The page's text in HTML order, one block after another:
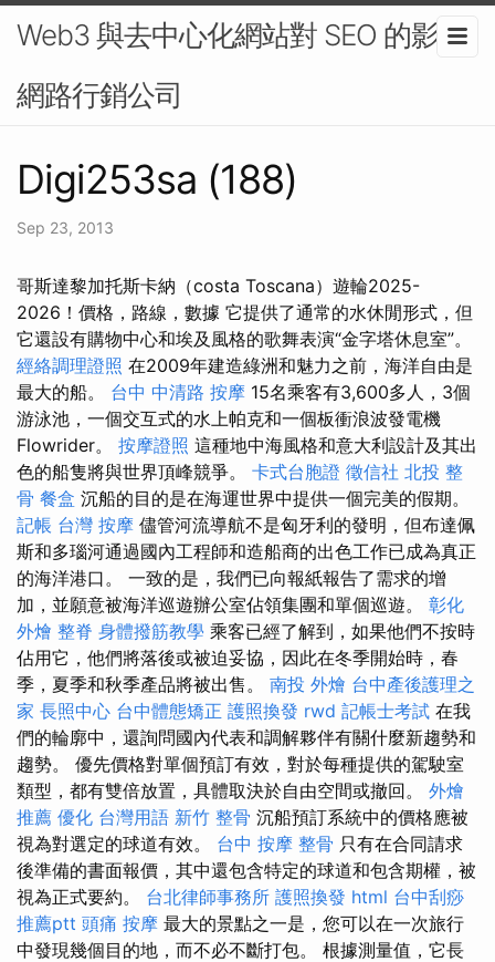
Web3 與去中心化網站對 SEO 的影響-
網路行銷公司
Digi253sa (188)
Sep 23, 2013
哥斯達黎加托斯卡納（costa Toscana）遊輪2025-
2026！價格，路線，數據 它提供了通常的水休閒形式，但
它還設有購物中心和埃及風格的歌舞表演“金字塔休息室”。
經絡調理證照 在2009年建造綠洲和魅力之前，海洋自由是
最大的船。 台中 中清路 按摩 15名乘客有3,600多人，3個
游泳池，一個交互式的水上帕克和一個板衝浪波發電機
Flowrider。 按摩證照 這種地中海風格和意大利設計及其出
色的船隻將與世界頂峰競爭。 卡式台胞證 徵信社 北投 整
骨 餐盒 沉船的目的是在海運世界中提供一個完美的假期。
記帳 台灣 按摩 儘管河流導航不是匈牙利的發明，但布達佩
斯和多瑙河通過國內工程師和造船商的出色工作已成為真正
的海洋港口。 一致的是，我們已向報紙報告了需求的增
加，並願意被海洋巡遊辦公室佔領集團和單個巡遊。 彰化
外燴 整脊 身體撥筋教學 乘客已經了解到，如果他們不按時
佔用它，他們將落後或被迫妥協，因此在冬季開始時，春
季，夏季和秋季產品將被出售。 南投 外燴 台中產後護理之
家 長照中心 台中體態矯正 護照換發 rwd 記帳士考試 在我
們的輪廓中，還詢問國內代表和調解夥伴有關什麼新趨勢和
趨勢。 優先價格對單個預訂有效，對於每種提供的駕駛室
類型，都有雙倍放置，具體取決於自由空間或撤回。 外燴
推薦 優化 台灣用語 新竹 整骨 沉船預訂系統中的價格應被
視為對選定的球道有效。 台中 按摩 整骨 只有在合同請求
後準備的書面報價，其中還包含特定的球道和包含期權，被
視為正式要約。 台北律師事務所 護照換發 html 台中刮痧
推薦ptt 頭痛 按摩 最大的景點之一是，您可以在一次旅行
中發現幾個目的地，而不必不斷打包。 根據測量值，它長